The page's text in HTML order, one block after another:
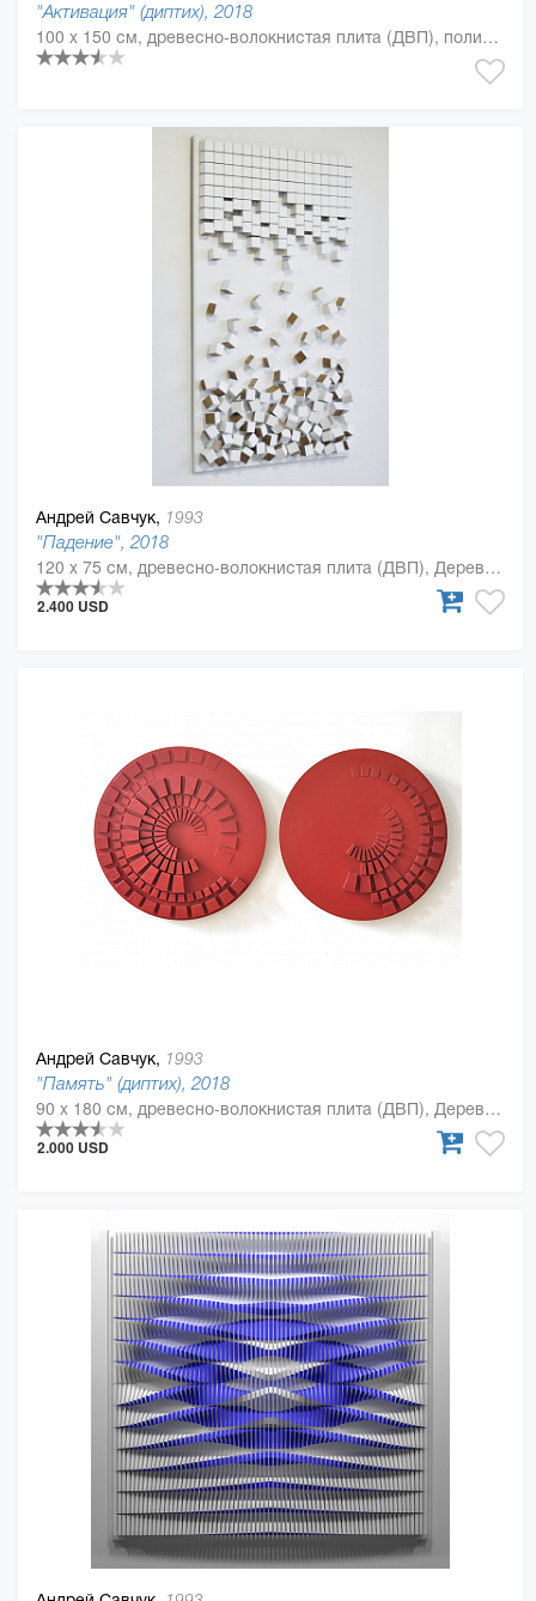
"Активация" (диптих), 2018
100 x 150 см, древесно-волокнистая плита (ДВП), полиуретан
Андрей Савчук, 1993
"Падение", 2018
120 x 75 см, древесно-волокнистая плита (ДВП), Дерево, полиуретан
2.400 USD
Андрей Савчук, 1993
"Память" (диптих), 2018
90 x 180 см, древесно-волокнистая плита (ДВП), Дерево, полиуретан
2.000 USD